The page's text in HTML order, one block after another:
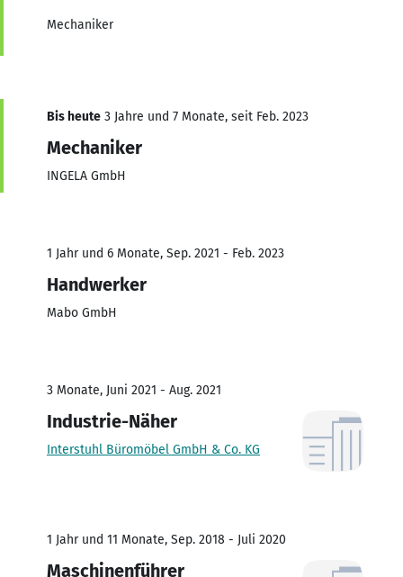
Mechaniker
Bis heute 3 Jahre und 7 Monate, seit Feb. 2023
Mechaniker
INGELA GmbH
1 Jahr und 6 Monate, Sep. 2021 - Feb. 2023
Handwerker
Mabo GmbH
3 Monate, Juni 2021 - Aug. 2021
Industrie-Näher
Interstuhl Büromöbel GmbH & Co. KG
1 Jahr und 11 Monate, Sep. 2018 - Juli 2020
Maschinenführer